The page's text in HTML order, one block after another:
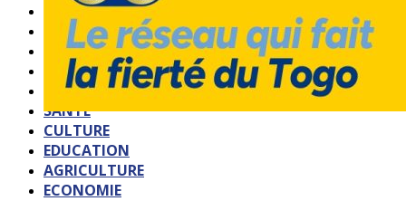
ACCUEIL
QUI SOMMES-NOUS?
POLITIQUE
SOCIETE
SPORTS
SANTE
CULTURE
EDUCATION
AGRICULTURE
ECONOMIE